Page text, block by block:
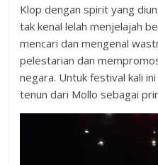
Klop dengan spirit yang
tak kenal lelah menjelajah
mencari dan mengenal
pelestarian dan
negara. Untuk festival kali
tenun dari Mollo sebagai